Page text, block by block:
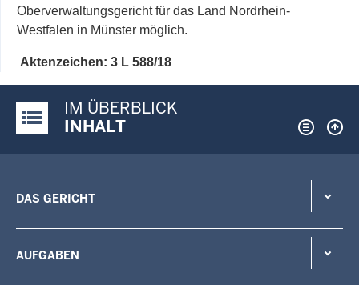
Oberverwaltungsgericht für das Land Nordrhein-
Westfalen in Münster möglich.
Aktenzeichen: 3 L 588/18
Justiz-Portal im Überblick:
IM ÜBERBLICK
INHALT
DAS GERICHT
AUFGABEN